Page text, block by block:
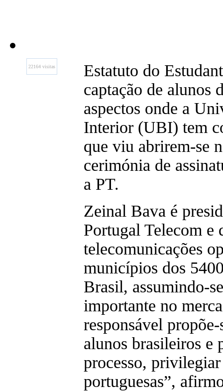
22164 visitas
Estatuto do
captação de alunos
aspectos onde a
Interior (UBI) tem
que viu abrirem-se
cerimónia de
a PT.
Zeinal Bava é
Portugal Telecom e
telecomunicações
municípios dos
Brasil, assumindo-
importante no
responsável
alunos brasileiros e
processo,
portuguesas”,